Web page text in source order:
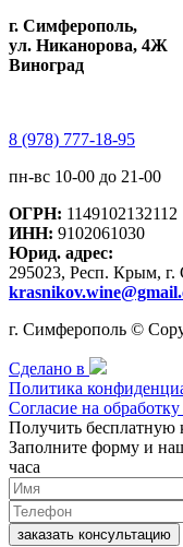
г. Симферополь,
ул. Никанорова, 4Ж
Виноград
8 (978) 777-18-95
пн-вс 10-00 до 21-00
ОГРН: 1149102132112
ИНН: 9102061030
Юрид. адрес:
295023, Респ. Крым,
г. Симферополь ©
Сделано в
Политика
Согласие на
Получить бесплатную
Заполните форму и
часа
заказать консультацию